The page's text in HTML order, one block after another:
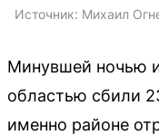
Источник: Михаил
Минувшей ночью
областью сбили
именно районе